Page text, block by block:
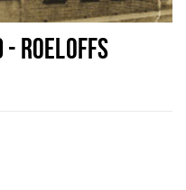
- ROELOFFS